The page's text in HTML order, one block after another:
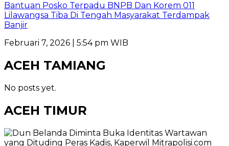
Bantuan Posko Terpadu BNPB Dan Korem 011
Lilawangsa Tiba Di Tengah Masyarakat Terdampak
Banjir
Februari 7, 2026 | 5:54 pm WIB
ACEH TAMIANG
No posts yet.
ACEH TIMUR